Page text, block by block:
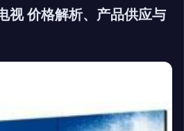
视 价格解析、产品供应与